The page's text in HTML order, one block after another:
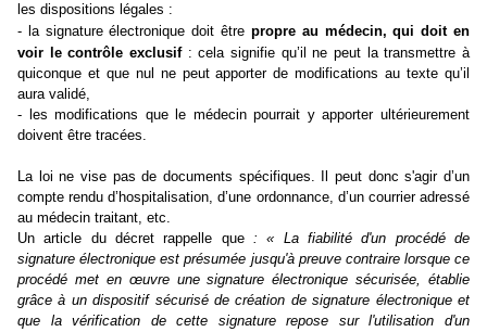
les dispositions légales :
- la signature électronique doit être propre au médecin, qui doit en
voir le contrôle exclusif: cela signifie qu’il ne peut la transmettre à
quiconque et que nul ne peut apporter de modifications au texte qu’il
aura validé,
- les modifications que le médecin pourrait y apporter ultérieurement
doivent être tracées.
La loi ne vise pas de documents spécifiques. Il peut donc s'agir d’un
compte rendu d’hospitalisation, d’une ordonnance, d’un courrier adressé
au médecin traitant, etc.
Un article du décret rappelle que : « La fiabilité d'un procédé de
signature électronique est présumée jusqu'à preuve contraire lorsque ce
procédé met en œuvre une signature électronique sécurisée, établie
grâce à un dispositif sécurisé de création de signature électronique et
que la vérification de cette signature repose sur l'utilisation d'un